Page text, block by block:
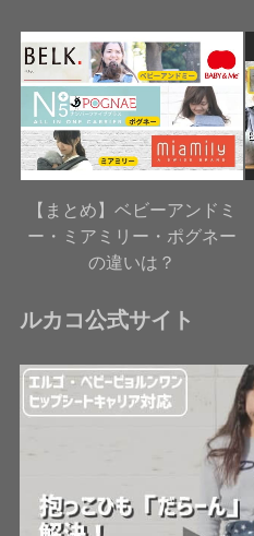
【まとめ】ベビーアンドミ
ー・ミアミリー・ポグネー
の違いは？
ルカコ公式サイト